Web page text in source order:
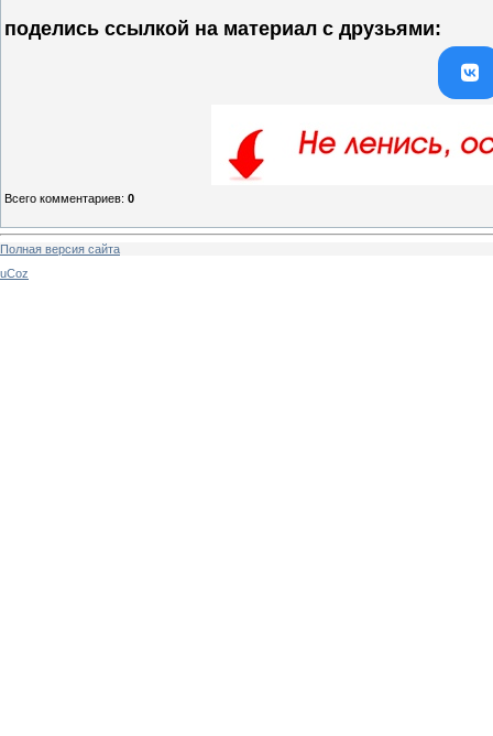
поделись ссылкой на материал c друзьями:
Всего комментариев: 0
Полная версия сайта
uCoz